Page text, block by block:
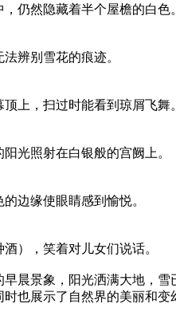
仍然隐藏着半个屋檐的白色。
辨别雪花的痕迹。
上，扫过时能看到琼屑飞舞。
光照射在白银般的宫阙上。
边缘使眼睛感到愉悦。
），笑着对儿女们说话。
晨景象，阳光洒满大地，
也展示了自然界的美丽和